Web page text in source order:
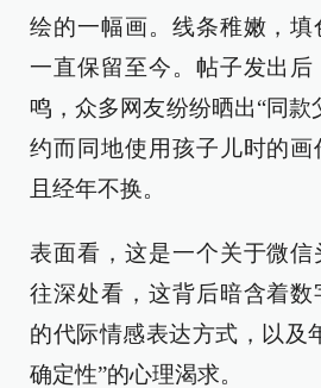
绘的一幅画。线条稚嫩，
一直保留至今。帖子发出
鸣，众多网友纷纷晒出“同款
约而同地使用孩子儿时的画
且经年不换。
表面看，这是一个关于微信
往深处看，这背后暗含着
的代际情感表达方式，以及
确定性”的心理渴求。